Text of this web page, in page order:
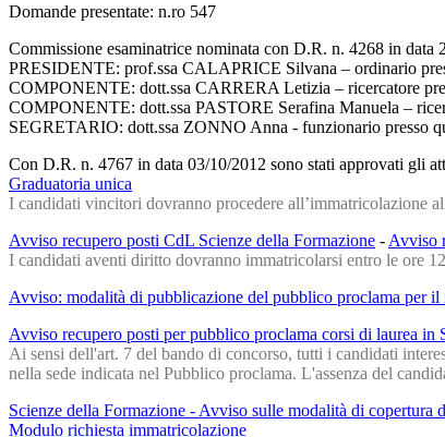
Domande presentate: n.ro 547
Commissione esaminatrice nominata con D.R. n. 4268 in data
PRESIDENTE: prof.ssa CALAPRICE Silvana – ordinario
COMPONENTE: dott.ssa CARRERA Letizia – ricercatore
COMPONENTE: dott.ssa PASTORE Serafina Manuela –
SEGRETARIO: dott.ssa ZONNO Anna - funzionario presso
Con D.R. n. 4767 in data 03/10/2012 sono stati approvati gli
Graduatoria unica
I candidati vincitori dovranno procedere all’immatricolazione
Avviso recupero posti CdL Scienze della Formazione - Avviso
I candidati aventi diritto dovranno immatricolarsi entro le ore
Avviso: modalità di pubblicazione del pubblico proclama per
Avviso recupero posti per pubblico proclama corsi di laurea in
Ai sensi dell'art. 7 del bando di concorso, tutti i candidati
nella sede indicata nel Pubblico proclama. L'assenza del
Scienze della Formazione - Avviso sulle modalità di
Modulo richiesta immatricolazione